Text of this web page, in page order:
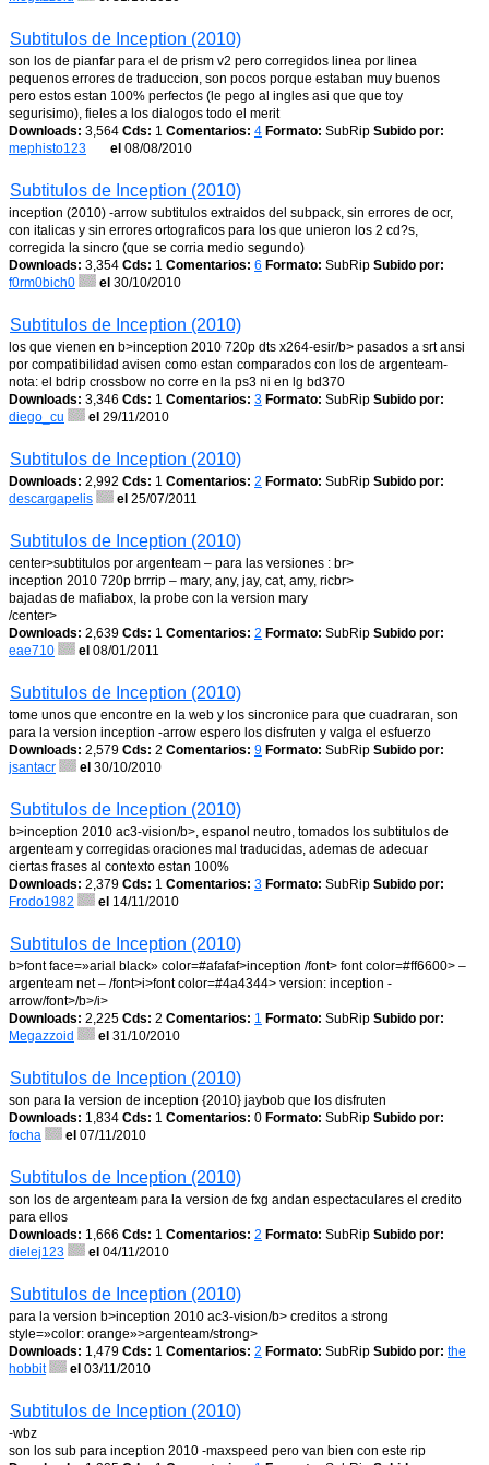
Subtitulos de Inception (2010)
son los de pianfar para el de prism v2 pero corregidos linea por linea
pequenos errores de traduccion, son pocos porque estaban muy buenos
pero estos estan 100% perfectos (le pego al ingles asi que que toy
segurisimo), fieles a los dialogos todo el merit
Downloads: 3,564 Cds: 1 Comentarios: 4 Formato: SubRip Subido por:
mephisto123
el 08/08/2010
Subtitulos de Inception (2010)
inception (2010) -arrow subtitulos extraidos del subpack, sin errores de ocr,
con italicas y sin errores ortograficos para los que unieron los 2 cd?s,
corregida la sincro (que se corria medio segundo)
Downloads: 3,354 Cds: 1 Comentarios: 6 Formato: SubRip Subido por:
f0rm0bich0
el 30/10/2010
Subtitulos de Inception (2010)
los que vienen en b>inception 2010 720p dts x264-esir/b> pasados a srt ansi
por compatibilidad avisen como estan comparados con los de argenteam-
nota: el bdrip crossbow no corre en la ps3 ni en lg bd370
Downloads: 3,346 Cds: 1 Comentarios: 3 Formato: SubRip Subido por:
diego_cu
el 29/11/2010
Subtitulos de Inception (2010)
Downloads: 2,992 Cds: 1 Comentarios: 2 Formato: SubRip Subido por:
descargapelis
el 25/07/2011
Subtitulos de Inception (2010)
center>subtitulos por argenteam – para las versiones : br>
inception 2010 720p brrrip – mary, any, jay, cat, amy, ricbr>
bajadas de mafiabox, la probe con la version mary
/center>
Downloads: 2,639 Cds: 1 Comentarios: 2 Formato: SubRip Subido por:
eae710
el 08/01/2011
Subtitulos de Inception (2010)
tome unos que encontre en la web y los sincronice para que cuadraran, son
para la version inception -arrow espero los disfruten y valga el esfuerzo
Downloads: 2,579 Cds: 2 Comentarios: 9 Formato: SubRip Subido por:
jsantacr
el 30/10/2010
Subtitulos de Inception (2010)
b>inception 2010 ac3-vision/b>, espanol neutro, tomados los subtitulos de
argenteam y corregidas oraciones mal traducidas, ademas de adecuar
ciertas frases al contexto estan 100%
Downloads: 2,379 Cds: 1 Comentarios: 3 Formato: SubRip Subido por:
Frodo1982
el 14/11/2010
Subtitulos de Inception (2010)
b>font face=»arial black» color=#afafaf>inception /font> font color=#ff6600> –
argenteam net – /font>i>font color=#4a4344> version: inception -
arrow/font>/b>/i>
Downloads: 2,225 Cds: 2 Comentarios: 1 Formato: SubRip Subido por:
Megazzoid
el 31/10/2010
Subtitulos de Inception (2010)
son para la version de inception {2010} jaybob que los disfruten
Downloads: 1,834 Cds: 1 Comentarios: 0 Formato: SubRip Subido por:
focha
el 07/11/2010
Subtitulos de Inception (2010)
son los de argenteam para la version de fxg andan espectaculares el credito
para ellos
Downloads: 1,666 Cds: 1 Comentarios: 2 Formato: SubRip Subido por:
dielej123
el 04/11/2010
Subtitulos de Inception (2010)
para la version b>inception 2010 ac3-vision/b> creditos a strong
style=»color: orange»>argenteam/strong>
Downloads: 1,479 Cds: 1 Comentarios: 2 Formato: SubRip Subido por: the
hobbit
el 03/11/2010
Subtitulos de Inception (2010)
-wbz
son los sub para inception 2010 -maxspeed pero van bien con este rip